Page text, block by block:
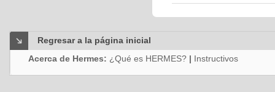
Regresar a la página inicial
Acerca de Hermes: ¿Qué es HERMES? | Instructivos